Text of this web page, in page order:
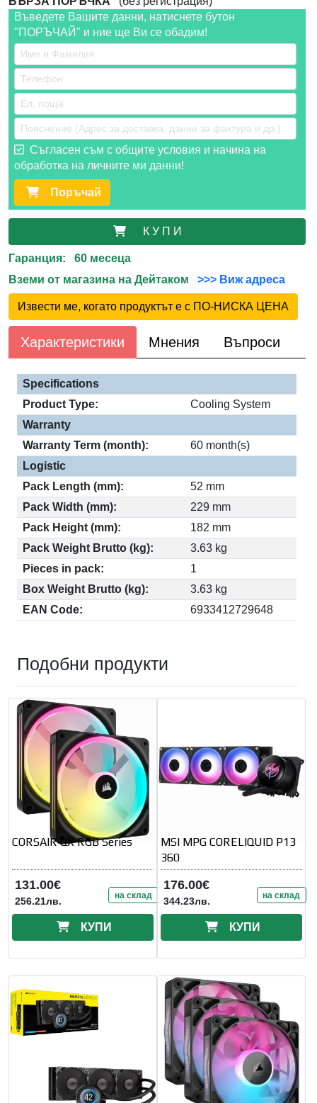
Въведете Вашите данни, натиснете бутон
"ПОРЪЧАЙ" и ние ще Ви се обадим!
Съгласен съм с общите условия и начина на
обработка на личните ми данни!
Поръчай
К У П И
Гаранция: 60 месеца
Вземи от магазина на Дейтаком
>>> Виж адреса
Извести ме, когато продуктът е с ПО-НИСКА ЦЕНА
Характеристики Мнения Въпроси
Specifications
Product Type:
Cooling System
Warranty
Warranty Term (month):
60 month(s)
Logistic
Pack Length (mm):
52 mm
Pack Width (mm):
229 mm
Pack Height (mm):
182 mm
Pack Weight Brutto (kg):
3.63 kg
Pieces in pack:
1
Box Weight Brutto (kg):
3.63 kg
EAN Code:
6933412729648
Подобни продукти
CORSAIR QX RGB Series
131.00€
256.21лв. на склад
КУПИ
MSI MPG CORELIQUID P13
360
176.00€
344.23лв. на склад
КУПИ